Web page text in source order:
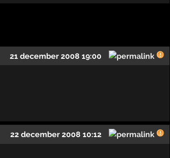
21 december 2008 19:00
22 december 2008 10:12